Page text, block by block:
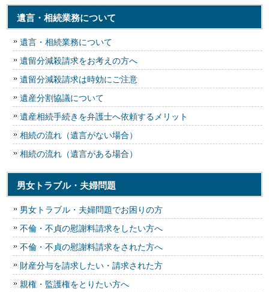
遺言・相続業務について
遺言・相続業務について
遺留分減殺請求をお考えの方へ
遺留分減殺請求は時効にご注意
遺産分割協議について
遺産相続手続きを弁護士へ依頼するメリット
相続の流れ（遺言がない場合）
相続の流れ（遺言がある場合）
男女トラブル・夫婦問題
男女トラブル・夫婦問題でお困りの方
不倫・不貞の慰謝料請求をしたい方へ
不倫・不貞の慰謝料請求をされた方へ
財産分与を請求したい・請求された方
親権・監護権をとりたい方へ